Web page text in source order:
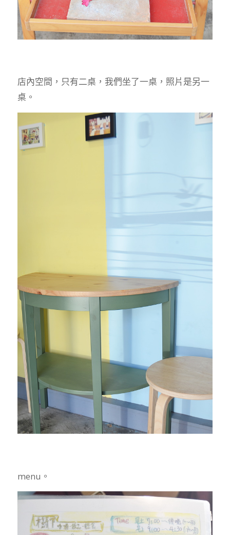
店內空間，只有二桌，我們坐了一桌，照片是另一
桌。
menu。